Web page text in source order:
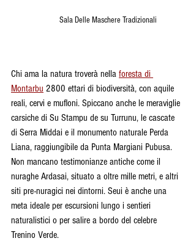
Sala Delle Maschere Tradizionali
Chi ama la natura troverà nella foresta di
Montarbu 2800 ettari di biodiversità, con aquile
reali, cervi e mufloni. Spiccano anche le meraviglie
carsiche di Su Stampu de su Turrunu, le cascate
di Serra Middai e il monumento naturale Perda
Liana, raggiungibile da Punta Margiani Pubusa.
Non mancano testimonianze antiche come il
nuraghe Ardasai, situato a oltre mille metri, e altri
siti pre-nuragici nei dintorni. Seui è anche una
meta ideale per escursioni lungo i sentieri
naturalistici o per salire a bordo del celebre
Trenino Verde.